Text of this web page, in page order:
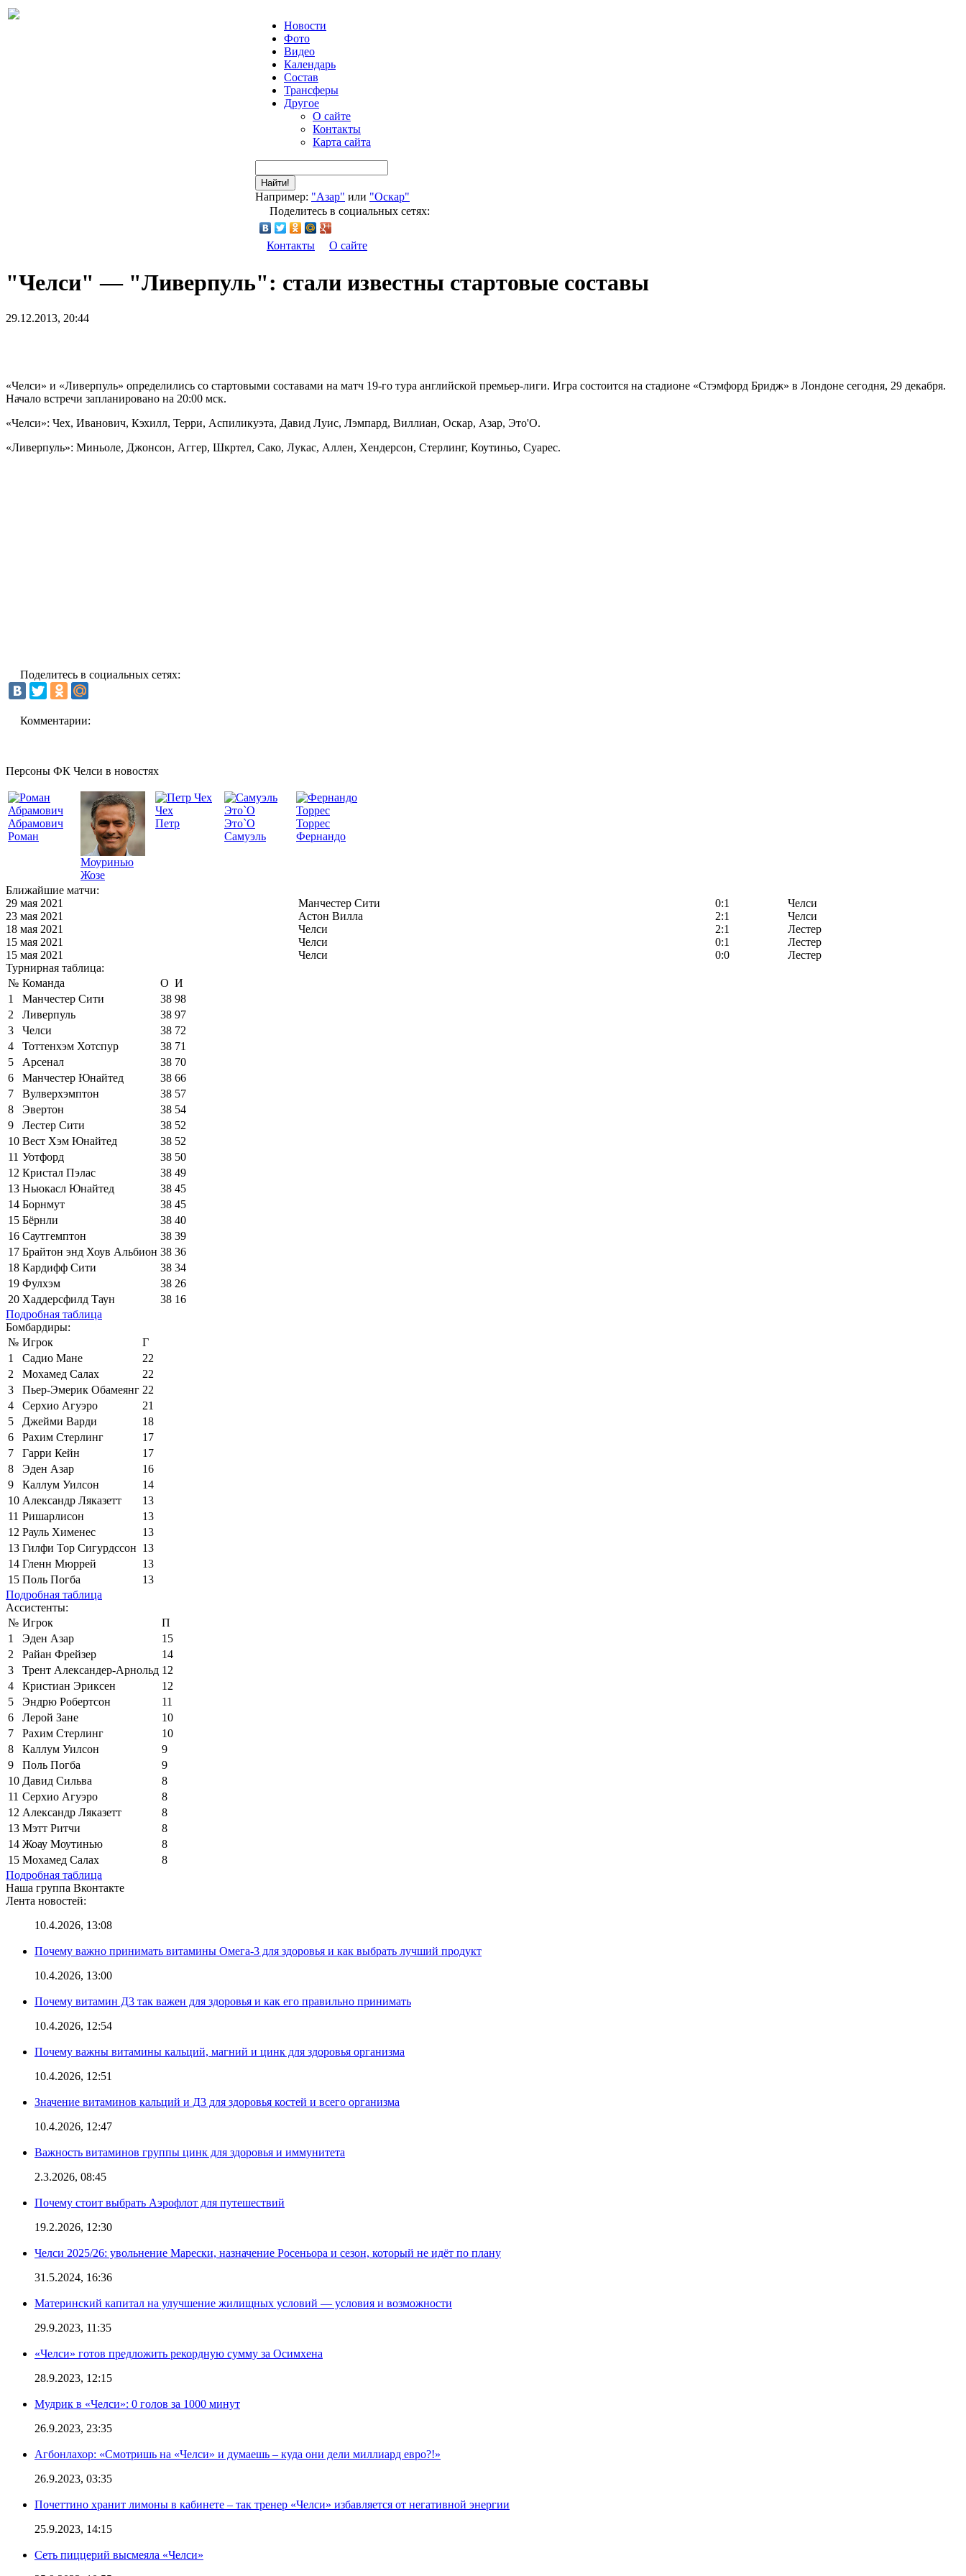
Новости
Фото
Видео
Календарь
Состав
Трансферы
Другое
О сайте
Контакты
Карта сайта
Найти!
Например: "Азар" или "Оскар"
Поделитесь в социальных сетях:
Контакты О сайте
"Челси" — "Ливерпуль": стали известны стартовые составы
29.12.2013, 20:44
«Челси» и «Ливерпуль» определились со стартовыми составами на матч 19-го тура английской премьер-лиги. Игра состоится на стадионе «Стэмфорд Бридж» в Лондоне сегодня, 29 декабря.
Начало встречи запланировано на 20:00 мск.
«Челси»: Чех, Иванович, Кэхилл, Терри, Аспиликуэта, Давид Луис, Лэмпард, Виллиан, Оскар, Азар, Это'О.
«Ливерпуль»: Миньоле, Джонсон, Аггер, Шкртел, Сако, Лукас, Аллен, Хендерсон, Стерлинг, Коутиньо, Суарес.
Поделитесь в социальных сетях:
Комментарии:
Персоны ФК Челси в новостях
Абрамович
Роман
Моуринью
Жозе
Чех
Петр
Это`О
Самуэль
Торрес
Фернандо
Ближайшие матчи:
29 мая 2021
Манчестер Сити 0:1
Челси
23 мая 2021
Астон Вилла 2:1
Челси
18 мая 2021
Челси 2:1
Лестер
15 мая 2021
Челси 0:1
Лестер
15 мая 2021
Челси 0:0
Лестер
Турнирная таблица:
№ Команда О И
1
Манчестер Сити 38 98
2
Ливерпуль 38 97
3
Челси 38 72
4
Тоттенхэм Хотспур 38 71
5
Арсенал 38 70
6
Манчестер Юнайтед 38 66
7
Вулверхэмптон 38 57
8
Эвертон 38 54
9
Лестер Сити 38 52
10 Вест Хэм Юнайтед 38 52
11 Уотфорд 38 50
12 Кристал Пэлас 38 49
13 Ньюкасл Юнайтед 38 45
14 Борнмут 38 45
15 Бёрнли 38 40
16 Саутгемптон 38 39
17 Брайтон энд Хоув Альбион 38 36
18 Кардифф Сити 38 34
19 Фулхэм 38 26
20 Хаддерсфилд Таун 38 16
Подробная таблица
Бомбардиры:
№ Игрок
Г
1
Садио Мане
22
2
Мохамед Салах
22
3
Пьер-Эмерик Обамеянг 22
4
Серхио Агуэро
21
5
Джейми Варди
18
6
Рахим Стерлинг
17
7
Гарри Кейн
17
8
Эден Азар
16
9
Каллум Уилсон
14
10 Александр Ляказетт
13
11 Ришарлисон
13
12 Рауль Хименес
13
13 Гилфи Тор Сигурдссон 13
14 Гленн Мюррей
13
15 Поль Погба
13
Подробная таблица
Ассистенты:
№ Игрок
П
1
Эден Азар
15
2
Райан Фрейзер
14
3
Трент Александер-Арнольд 12
4
Кристиан Эриксен
12
5
Эндрю Робертсон
11
6
Лерой Зане
10
7
Рахим Стерлинг
10
8
Каллум Уилсон
9
9
Поль Погба
9
10 Давид Сильва
8
11 Серхио Агуэро
8
12 Александр Ляказетт
8
13 Мэтт Ритчи
8
14 Жоау Моутинью
8
15 Мохамед Салах
8
Подробная таблица
Наша группа Вконтакте
Лента новостей:
10.4.2026, 13:08
Почему важно принимать витамины Омега-3 для здоровья и как выбрать лучший продукт
10.4.2026, 13:00
Почему витамин Д3 так важен для здоровья и как его правильно принимать
10.4.2026, 12:54
Почему важны витамины кальций, магний и цинк для здоровья организма
10.4.2026, 12:51
Значение витаминов кальций и Д3 для здоровья костей и всего организма
10.4.2026, 12:47
Важность витаминов группы цинк для здоровья и иммунитета
2.3.2026, 08:45
Почему стоит выбрать Аэрофлот для путешествий
19.2.2026, 12:30
Челси 2025/26: увольнение Марески, назначение Росеньора и сезон, который не идёт по плану
31.5.2024, 16:36
Материнский капитал на улучшение жилищных условий — условия и возможности
29.9.2023, 11:35
«Челси» готов предложить рекордную сумму за Осимхена
28.9.2023, 12:15
Мудрик в «Челси»: 0 голов за 1000 минут
26.9.2023, 23:35
Агбонлахор: «Смотришь на «Челси» и думаешь – куда они дели миллиард евро?!»
26.9.2023, 03:35
Почеттино хранит лимоны в кабинете – так тренер «Челси» избавляется от негативной энергии
25.9.2023, 14:15
Сеть пиццерий высмеяла «Челси»